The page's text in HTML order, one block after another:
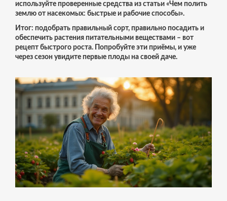
используйте проверенные средства из статьи «Чем полить
землю от насекомых: быстрые и рабочие способы».
Итог: подобрать правильный сорт, правильно посадить и
обеспечить растения питательными веществами – вот
рецепт быстрого роста. Попробуйте эти приёмы, и уже
через сезон увидите первые плоды на своей дачe.